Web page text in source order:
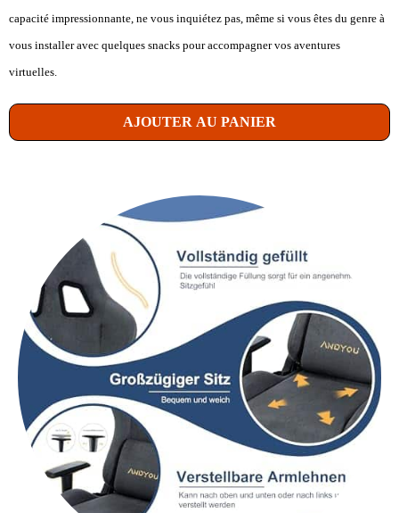
capacité impressionnante, ne vous inquiétez pas, même si vous êtes du genre à
vous installer avec quelques snacks pour accompagner vos aventures
virtuelles.
AJOUTER AU PANIER